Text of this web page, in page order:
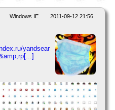
2011-09-12 21:56
Windows IE
yandsear